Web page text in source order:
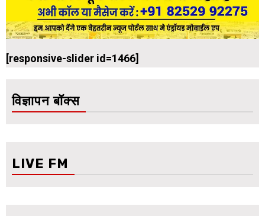
[responsive-slider id=1466]
विज्ञापन बॉक्स
LIVE FM